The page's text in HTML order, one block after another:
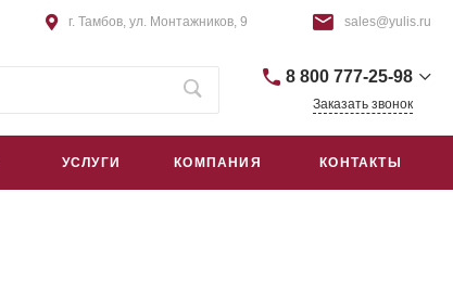
г. Тамбов, ул. Монтажников, 9 sales@yulis.ru
8 800 777-25-98
+7 (4752) 75-64-44
г. Тамбов, Монтажников, 9
пн – пт: 9:00–18:00
Заказать звонок
УСЛУГИ КОМПАНИЯ КОНТАКТЫ